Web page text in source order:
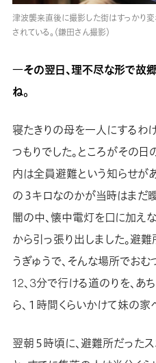
津波襲来直後に撮影した街はすっかり
されている。（鎌田さん撮影）
―その翌日、理不尽な形で故
ね。
寝たきりの母を一人にするわ
つもりでした。ところがその
内は全員避難という知らせが
の３キロなのかが当時はまだ
闇の中、懐中電灯を口に加え
から引っ張り出しました。避
うぎゅうで、そんな場所でお
12、3分で行ける道のりを、
ら、１時間くらいかけて妹の家
翌朝５時頃に、避難所だった